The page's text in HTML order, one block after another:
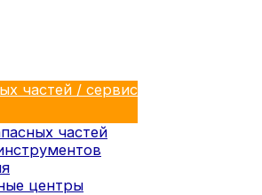
частей / сервис
частей
центры